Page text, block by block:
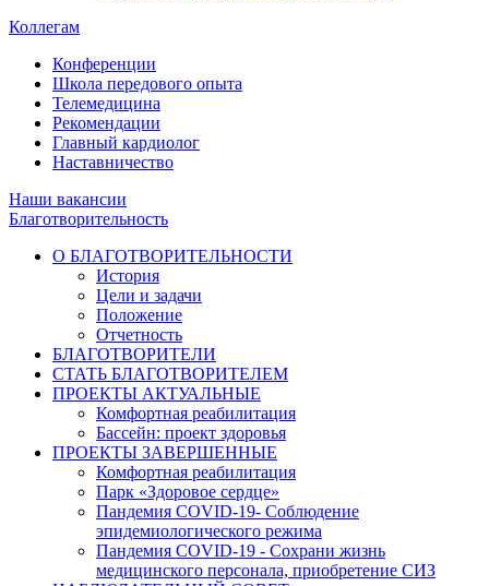
Коллегам
Конференции
Школа передового опыта
Телемедицина
Рекомендации
Главный кардиолог
Наставничество
Наши вакансии
Благотворительность
О БЛАГОТВОРИТЕЛЬНОСТИ
История
Цели и задачи
Положение
Отчетность
БЛАГОТВОРИТЕЛИ
СТАТЬ БЛАГОТВОРИТЕЛЕМ
ПРОЕКТЫ АКТУАЛЬНЫЕ
Комфортная реабилитация
Бассейн: проект здоровья
ПРОЕКТЫ ЗАВЕРШЕННЫЕ
Комфортная реабилитация
Парк «Здоровое сердце»
Пандемия COVID-19- Cоблюдение
эпидемиологического режима
Пандемия COVID-19 - Сохрани жизнь
медицинского персонала, приобретение СИЗ